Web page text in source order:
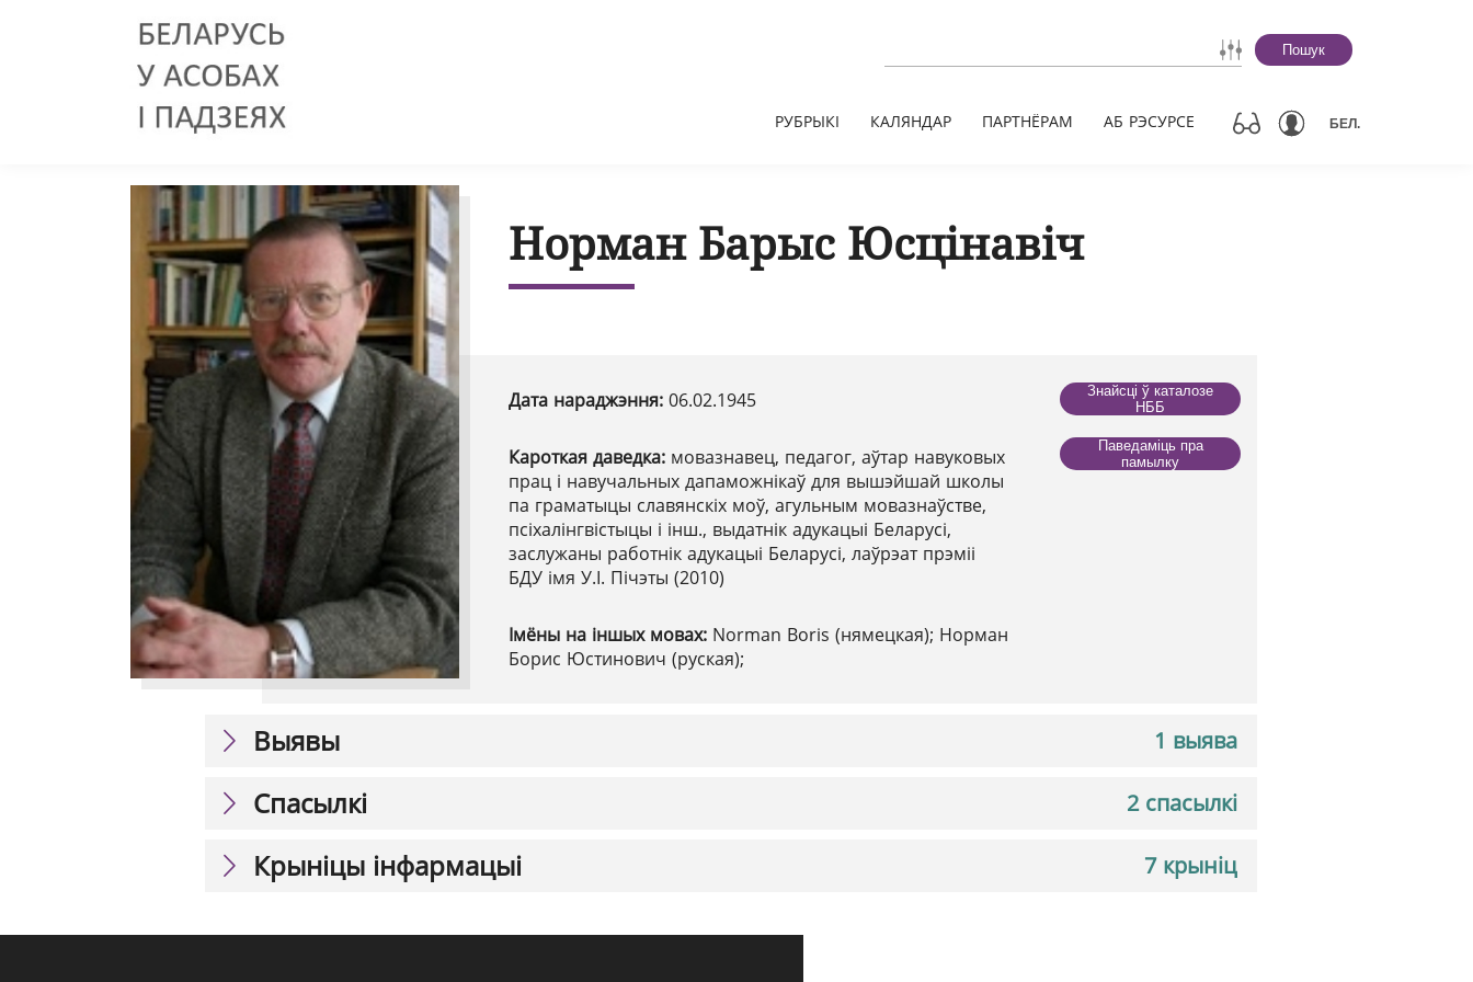
Пошук
РУБРЫКІ КАЛЯНДАР ПАРТНЁРАМ АБ РЭСУРСЕ БЕЛ.
Норман Барыс Юсцінавіч
Дата нараджэння: 06.02.1945
Кароткая даведка: мовазнавец, педагог, аўтар навуковых
прац і навучальных дапаможнікаў для вышэйшай школы
па граматыцы славянскіх моў, агульным мовазнаўстве,
псіхалінгвістыцы і інш., выдатнік адукацыі Беларусі,
заслужаны работнік адукацыі Беларусі, лаўрэат прэміі
БДУ імя У.І. Пічэты (2010)
Імёны на іншых мовах: Norman Boris (нямецкая); Норман
Борис Юстинович (руская);
Знайсці ў каталозе
НББ
Паведаміць пра
памылку
1 выява
Выявы
2 спасылкі
Спасылкі
7 крыніц
Крыніцы інфармацыі